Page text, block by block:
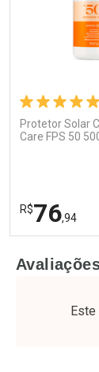
Protetor Solar
Care FPS 50
R$76,94
Por Este